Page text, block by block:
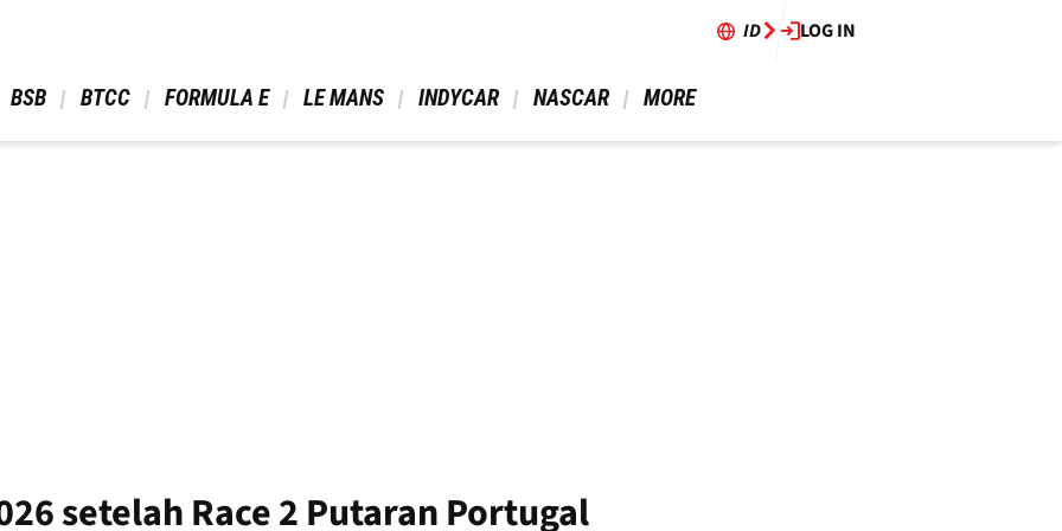
ID LOG IN
BSB BTCC FORMULA E LE MANS INDYCAR NASCAR MORE
setelah Race 2 Putaran Portugal